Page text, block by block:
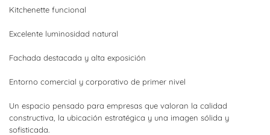
Kitchenette funcional
Excelente luminosidad natural
Fachada destacada y alta exposición
Entorno comercial y corporativo de primer nivel
Un espacio pensado para empresas que valoran la calidad
constructiva, la ubicación estratégica y una imagen sólida y
sofisticada.